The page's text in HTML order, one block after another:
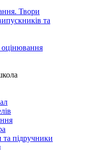
Твори
та
та підручники